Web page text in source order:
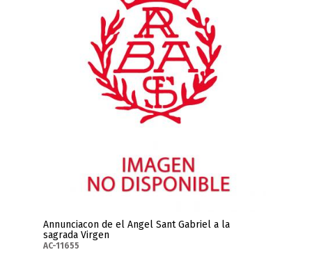
Annunciacon de el Angel Sant Gabriel a la
sagrada Virgen
AC-11655